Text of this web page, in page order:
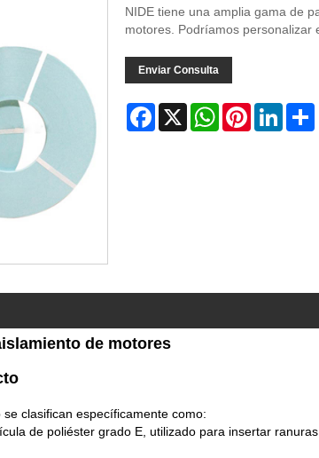
NIDE tiene una amplia gama de
motores. Podríamos personalizar
Enviar Consulta
Facebook
X WhatsAppPinterest
de motores
clasifican específicamente como:
de poliéster grado E, utilizado para insertar